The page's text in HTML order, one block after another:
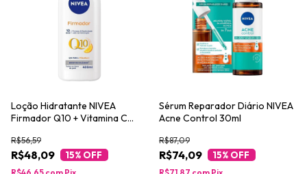
Loção Hidratante NIVEA
Firmador Q10 + Vitamina C
R$48,09
R$56,59
15% OFF
Sérum Reparador Diário NIVEA
Acne Control 30ml
R$74,09
R$87,09
15% OFF